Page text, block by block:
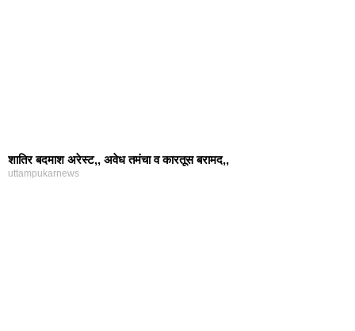
शातिर बदमाश अरेस्ट,, अवेध तमंचा व कारतूस बरामद,,
uttampukarnews